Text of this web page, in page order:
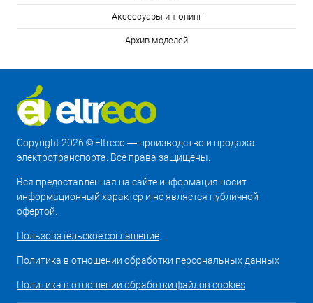
Аксессуары и тюнинг
Архив моделей
Copyright 2026 © Eltreco — производство и продажа
электротранспорта. Все права защищены.
Вся предоставленная на сайте информация носит
информационный характер и не является публичной
офертой.
Пользовательское соглашение
Политика в отношении обработки персональных данных
Политика в отношении обработки файлов cookies